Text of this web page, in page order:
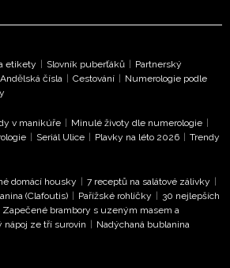
etikety | Slovník puberťáků | Partnerský
Andělská čísla | Cestování | Numerologie podle
v manikúře | Minulé životy dle numerologie |
| Seriál Ulice | Plavky na léto 2026 | Trendy
domácí housky | 7 receptů na salátové zálivky |
(Clafoutis) | Pařížské rohlíčky | 30 nejlepších
Zapečené brambory s uzeným masem a
nápoj ze tří surovin | Nadýchaná bublanina